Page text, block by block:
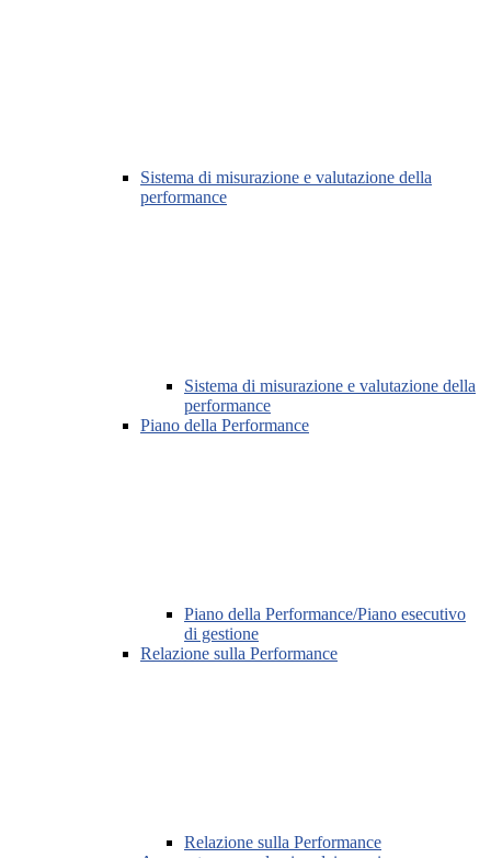
Sistema di misurazione e valutazione della
performance
Sistema di misurazione e valutazione della
performance
Piano della Performance
Piano della Performance/Piano esecutivo
di gestione
Relazione sulla Performance
Relazione sulla Performance